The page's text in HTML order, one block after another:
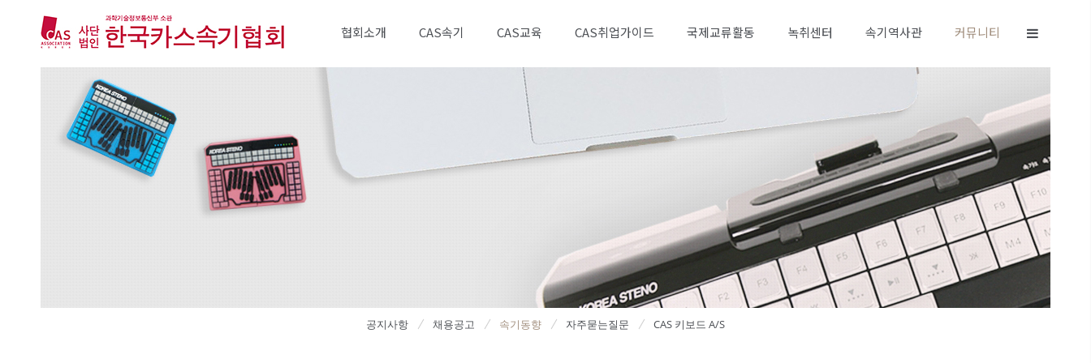
메뉴 건너뛰기
협회소개 CAS속기 CAS교육 CAS취업가이드 국제교류활동 녹취센터 속기역사관 커뮤니티
공지사항 채용공고 속기동향 자주묻는질문 CAS 키보드 A/S